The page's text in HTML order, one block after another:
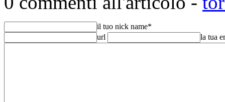
il tuo nick name*
url
la tua